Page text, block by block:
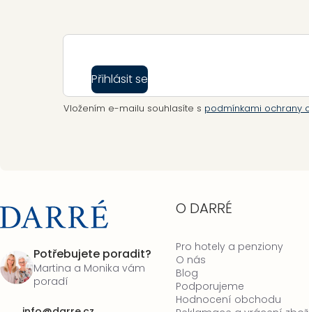
Potřebujete poradit?
Martina a Monika vám
poradí
Přihlásit se
Vložením e-mailu souhlasíte s podmínkami ochrany
O DARRÉ
Pro hotely a penziony
O nás
Blog
Podporujeme
Hodnocení obchodu